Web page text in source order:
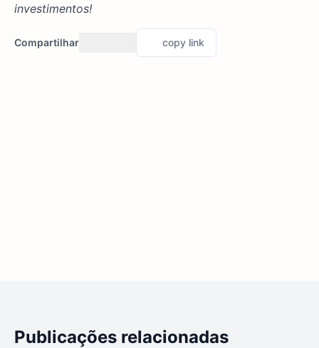
investimentos!
Compartilhar copy link
Publicações relacionadas